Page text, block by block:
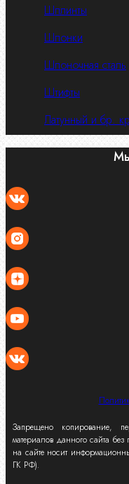
Шплинты
Шпонки
Шпоночная сталь
Штифты
Латунный и бр.
Запрещено копирование,
материалов данного сайта
на сайте носит
ГК РФ).